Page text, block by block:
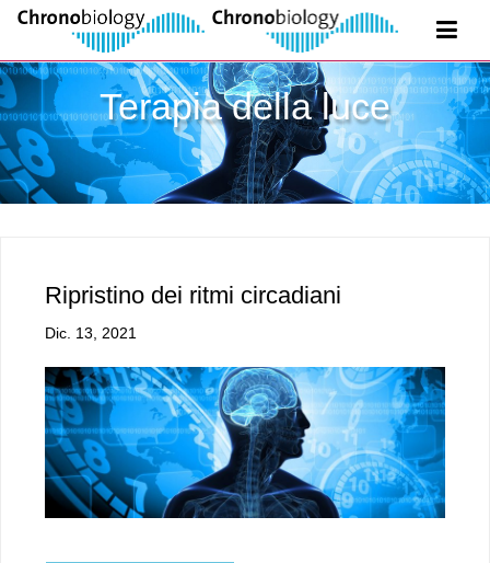
Terapia della luce
Ripristino dei ritmi circadiani
Dic. 13, 2021